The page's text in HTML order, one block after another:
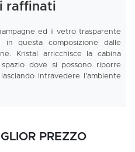
raffinati
ed il vetro trasparente
in questa composizione dalle
Kristal arricchisce la cabina
dove si possono riporre
intravedere l’ambiente
PREZZO